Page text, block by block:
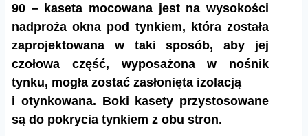
90 – kaseta mocowana jest na wysokości
nadproża okna pod tynkiem, która została
zaprojektowana w taki sposób, aby jej
czołowa część, wyposażona w nośnik
tynku, mogła zostać zasłonięta izolacją
i otynkowana. Boki kasety przystosowane
są do pokrycia tynkiem z obu stron.